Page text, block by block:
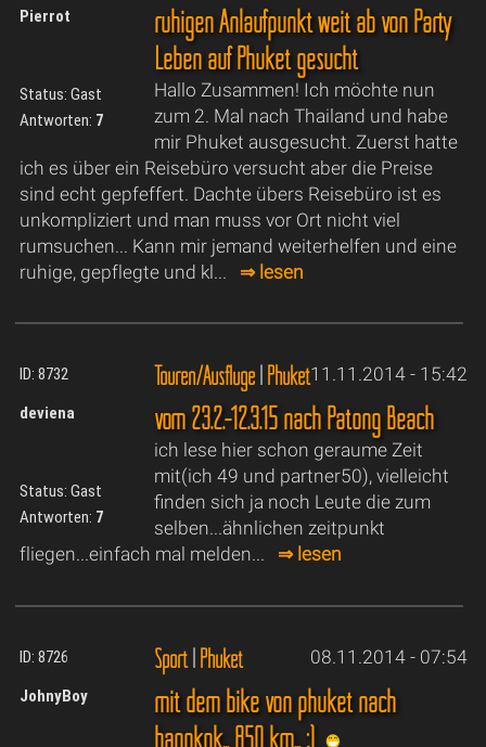
Pierrot
Status: Gast
Antworten: 7
ruhigen Anlaufpunkt weit ab von Party
Leben auf Phuket gesucht
Hallo Zusammen! Ich möchte nun
zum 2. Mal nach Thailand und habe
mir Phuket ausgesucht. Zuerst hatte
ich es über ein Reisebüro versucht aber die Preise
sind echt gepfeffert. Dachte übers Reisebüro ist es
unkompliziert und man muss vor Ort nicht viel
rumsuchen... Kann mir jemand weiterhelfen und eine
ruhige, gepflegte und kl... ⇒ lesen
ID: 8732 Touren/Ausflüge|Phuket11.11.2014 - 15:42
deviena
Status: Gast
Antworten: 7
vom 23.2.-12.3.15 nach Patong Beach
ich lese hier schon geraume Zeit
mit(ich 49 und partner50), vielleicht
finden sich ja noch Leute die zum
selben...ähnlichen zeitpunkt
fliegen...einfach mal melden... ⇒ lesen
ID: 8726 Sport|Phuket 08.11.2014 - 07:54
JohnyBoy
mit dem bike von phuket nach
bangkok... 850 km... ;)